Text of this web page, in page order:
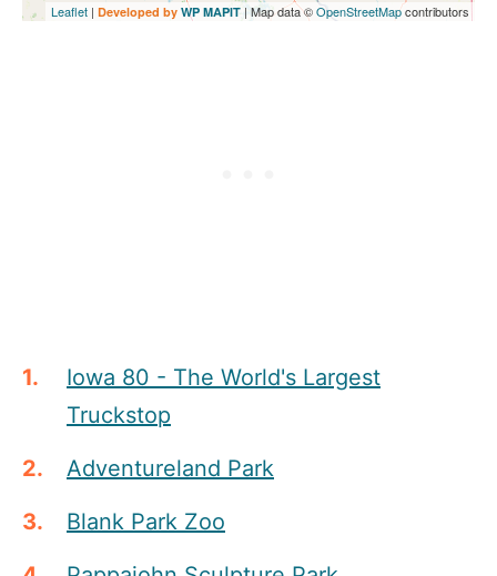
Leaflet | Developed by WP MAPIT | Map data ©OpenStreetMapcontributors
Iowa 80 - The World's Largest
Truckstop
Adventureland Park
Blank Park Zoo